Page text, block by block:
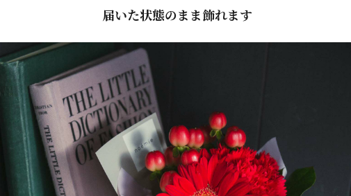
届いた状態のまま飾れます